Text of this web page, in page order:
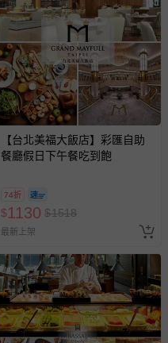
【台北美福大飯店】彩匯自助
餐廳假日下午餐吃到飽
74折
$1130 $1518
最新上架